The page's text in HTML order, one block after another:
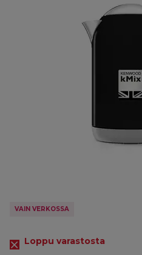
VAIN VERKOSSA
Loppu varastosta